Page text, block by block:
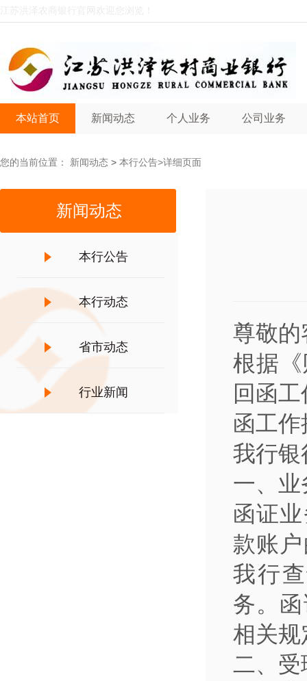
本站首页 新闻动态 个人业务 公司业务
新闻动态
本行公告
本行动态
省市动态
行业新闻
您的当前位置： 新闻动态 > 本行公告>详细页面
尊敬的
根据
回函
函工
我行银
一、
函证
款账
我行
务。
相关规
二、受